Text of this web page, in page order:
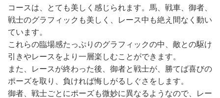
コースは、とても美しく感じられます。馬、戦車、御者、
戦士のグラフィックも美しく、レース中も絶え間なく動い
ています。
これらの臨場感たっぷりのグラフィックの中、敵との駆け
引きやレースをより一層楽しむことができます。
また、レースが終わった後、御者と戦士が、勝てば喜びの
ポーズを取り、負ければ悔しがるしぐさをします。
御者、戦士ごとにポーズも微妙に異なるようなので、レー